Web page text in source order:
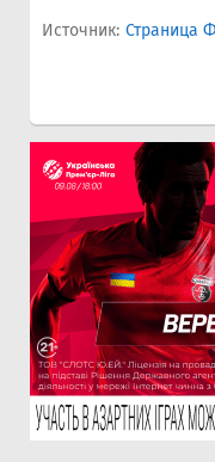
Источник: Страница